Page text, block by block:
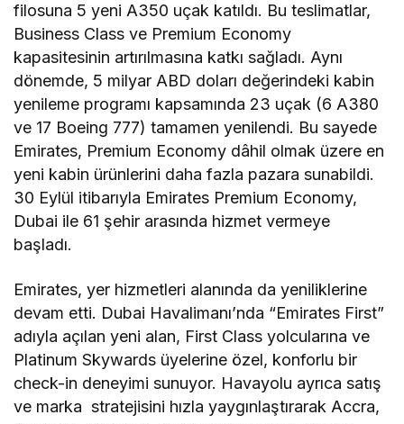
filosuna 5 yeni A350 uçak katıldı. Bu teslimatlar,
Business Class ve Premium Economy
kapasitesinin artırılmasına katkı sağladı. Aynı
dönemde, 5 milyar ABD doları değerindeki kabin
yenileme programı kapsamında 23 uçak (6 A380
ve 17 Boeing 777) tamamen yenilendi. Bu sayede
Emirates, Premium Economy dâhil olmak üzere en
yeni kabin ürünlerini daha fazla pazara sunabildi.
30 Eylül itibarıyla Emirates Premium Economy,
Dubai ile 61 şehir arasında hizmet vermeye
başladı.
Emirates, yer hizmetleri alanında da yeniliklerine
devam etti. Dubai Havalimanı’nda “Emirates First”
adıyla açılan yeni alan, First Class yolcularına ve
Platinum Skywards üyelerine özel, konforlu bir
check-in deneyimi sunuyor. Havayolu ayrıca satış
ve marka stratejisini hızla yaygınlaştırarak Accra,